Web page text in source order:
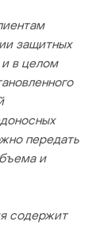
защитных
в целом
передать
и
содержит